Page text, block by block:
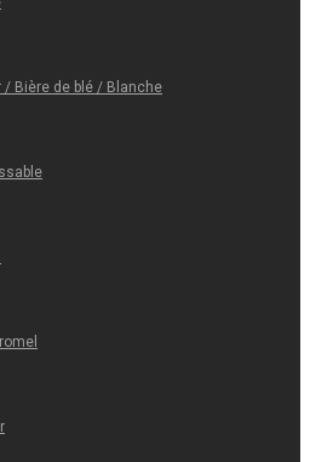
/ Bière de blé / Blanche